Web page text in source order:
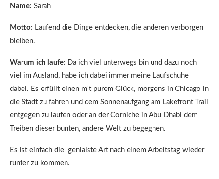
Name: Sarah
Motto: Laufend die Dinge entdecken, die anderen verborgen
bleiben.
Warum ich laufe: Da ich viel unterwegs bin und dazu noch
viel im Ausland, habe ich dabei immer meine Laufschuhe
dabei. Es erfüllt einen mit purem Glück, morgens in Chicago in
die Stadt zu fahren und dem Sonnenaufgang am Lakefront Trail
entgegen zu laufen oder an der Corniche in Abu Dhabi dem
Treiben dieser bunten, andere Welt zu begegnen.
Es ist einfach die genialste Art nach einem Arbeitstag wieder
runter zu kommen.